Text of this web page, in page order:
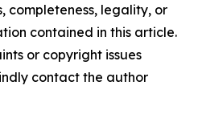
completeness, legality, or
contained in this article.
or copyright issues
contact the author